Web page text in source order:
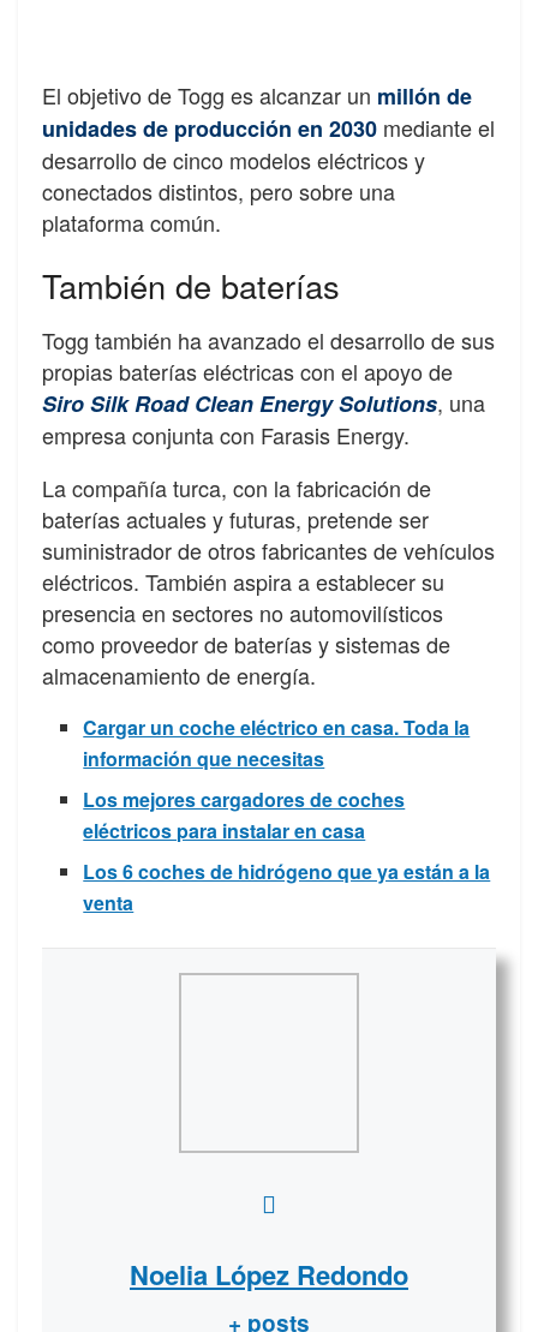
El objetivo de Togg es alcanzar un millón de
unidades de producción en 2030 mediante el
desarrollo de cinco modelos eléctricos y
conectados distintos, pero sobre una
plataforma común.
También de baterías
​​Togg también ha avanzado el desarrollo de sus
propias baterías eléctricas con el apoyo de
Siro Silk Road Clean Energy Solutions, una
empresa conjunta con Farasis Energy.
La compañía turca, con la fabricación de
baterías actuales y futuras, pretende ser
suministrador de otros fabricantes de vehículos
eléctricos. También aspira a establecer su
presencia en sectores no automovilísticos
como proveedor de baterías y sistemas de
almacenamiento de energía.
Cargar un coche eléctrico en casa. Toda la
información que necesitas
Los mejores cargadores de coches
eléctricos para instalar en casa
Los 6 coches de hidrógeno que ya están a la
venta
Noelia López Redondo
+ posts